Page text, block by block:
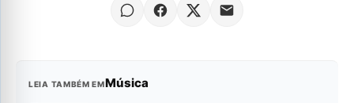
LEIA TAMBÉM EMMúsica